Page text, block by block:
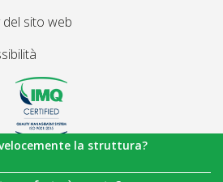
del sito web
- Lucca
la struttura?